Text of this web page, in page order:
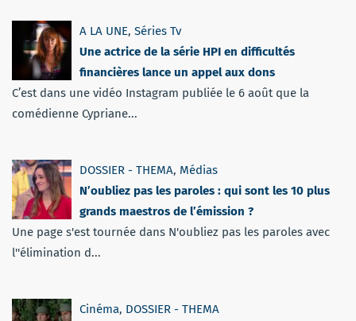
A LA UNE, Séries Tv
Une actrice de la série HPI en difficultés
financières lance un appel aux dons
C’est dans une vidéo Instagram publiée le 6 août que la
comédienne Cypriane...
DOSSIER - THEMA, Médias
N’oubliez pas les paroles : qui sont les 10 plus
grands maestros de l’émission ?
Une page s'est tournée dans N'oubliez pas les paroles avec
l''élimination d...
Cinéma, DOSSIER - THEMA